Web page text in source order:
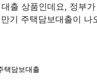
출 상품인데요, 정부
기 주택담보대출이
택담보대출